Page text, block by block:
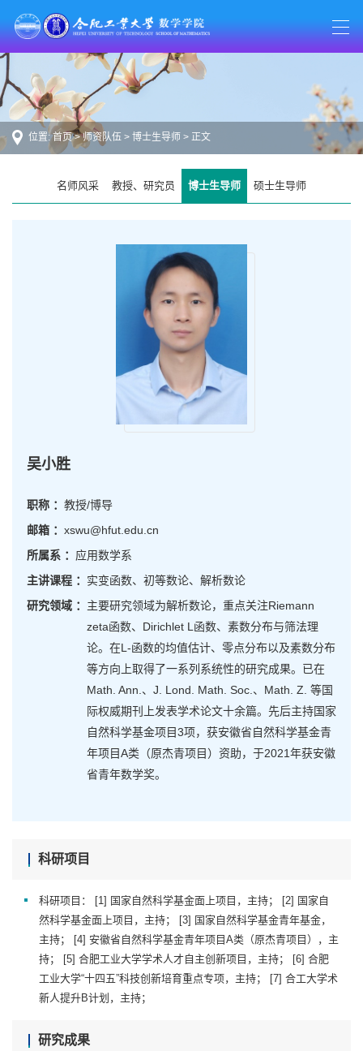
位置:首页>师资队伍 > 博士生导师 > 正文
名师风采 教授、研究员 博士生导师 硕士生导师
吴小胜
职称 ： 教授/博导
邮箱 ： xswu@hfut.edu.cn
所属系 ： 应用数学系
主讲课程 ： 实变函数、初等数论、解析数论
研究领域 ： 主要研究领域为解析数论，重点关注Riemann
zeta函数、Dirichlet L函数、素数分布与筛法理
论。在L-函数的均值估计、零点分布以及素数分布
等方向上取得了一系列系统性的研究成果。已在
Math. Ann.、J. Lond. Math. Soc.、Math. Z. 等国
际权威期刊上发表学术论文十余篇。先后主持国家
自然科学基金项目3项，获安徽省自然科学基金青
年项目A类（原杰青项目）资助，于2021年获安徽
省青年数学奖。
科研项目
科研项目： [1] 国家自然科学基金面上项目，主持； [2] 国家自
然科学基金面上项目，主持； [3] 国家自然科学基金青年基金，
主持； [4] 安徽省自然科学基金青年项目A类（原杰青项目），主
持； [5] 合肥工业大学学术人才自主创新项目，主持； [6] 合肥
工业大学“十四五”科技创新培育重点专项，主持； [7] 合工大学术
新人提升B计划，主持；
研究成果